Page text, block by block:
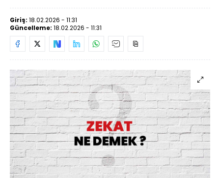
Giriş: 18.02.2026 - 11:31
Güncelleme: 18.02.2026 - 11:31